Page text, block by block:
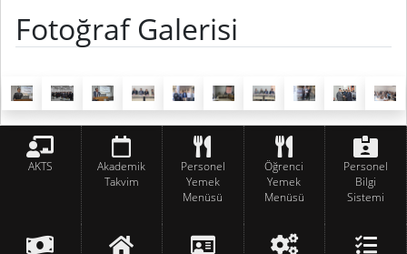
Fotoğraf Galerisi
AKTS
Akademik
Takvim
Personel
Yemek
Menüsü
Öğrenci
Yemek
Menüsü
Personel
Bilgi
Sistemi